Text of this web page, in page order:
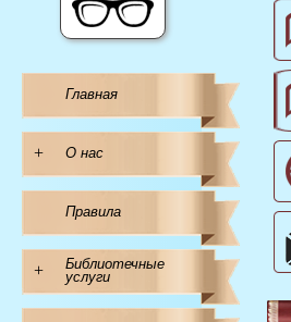
Главная
+ О нас
Правила
+
Библиотечные
услуги